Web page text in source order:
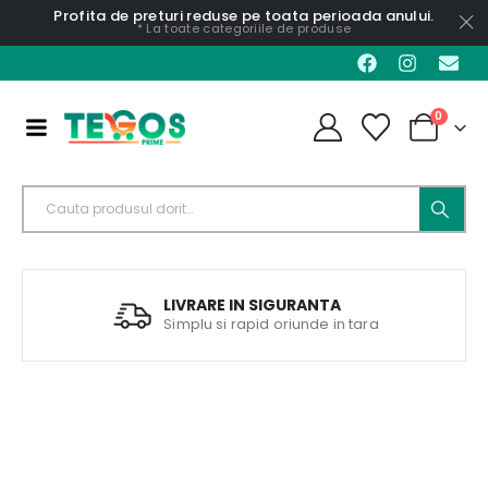
Profita de preturi reduse pe toata perioada anului.
* La toate categoriile de produse
0
LIVRARE IN SIGURANTA
Simplu si rapid oriunde in tara